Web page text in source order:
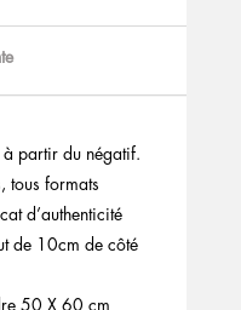
partir du négatif.
tous formats
d’authenticité
de 10cm de côté
50 X 60 cm